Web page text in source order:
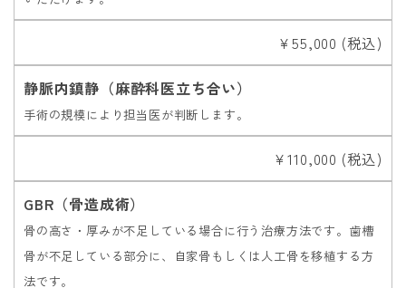
¥55,000 (税込)
静脈内鎮静（麻酔科医立ち合い）
手術の規模により担当医が判断します。
￥110,000 (税込)
GBR（骨造成術）
骨の高さ・厚みが不足している場合に行う治療方法です。歯槽
骨が不足している部分に、自家骨もしくは人工骨を移植する方
法です。